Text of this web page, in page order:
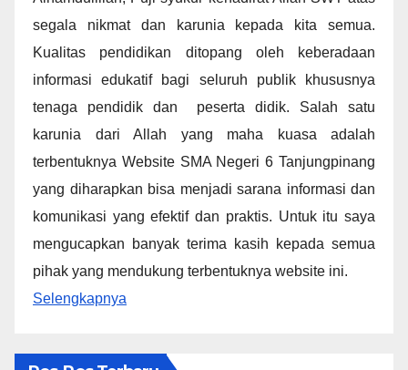
segala nikmat dan karunia kepada kita semua.
Kualitas pendidikan ditopang oleh keberadaan
informasi edukatif bagi seluruh publik khususnya
tenaga pendidik dan peserta didik. Salah satu
karunia dari Allah yang maha kuasa adalah
terbentuknya Website SMA Negeri 6 Tanjungpinang
yang diharapkan bisa menjadi sarana informasi dan
komunikasi yang efektif dan praktis. Untuk itu saya
mengucapkan banyak terima kasih kepada semua
pihak yang mendukung terbentuknya website ini.
Selengkapnya